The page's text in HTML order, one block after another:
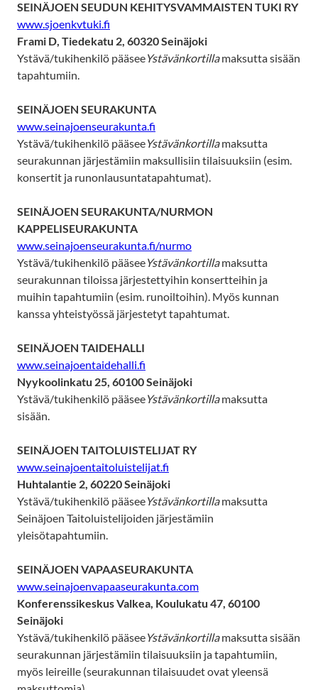
SEINÄJOEN SEUDUN KEHITYSVAMMAISTEN TUKI RY
www.sjoenkvtuki.fi
Frami D, Tiedekatu 2, 60320 Seinäjoki
Ystävä/tukihenkilö pääseeYstävänkortillamaksutta sisään
tapahtumiin.
SEINÄJOEN SEURAKUNTA
www.seinajoenseurakunta.fi
Ystävä/tukihenkilö pääseeYstävänkortillamaksutta
seurakunnan järjestämiin maksullisiin tilaisuuksiin (esim.
konsertit ja runonlausuntatapahtumat).
SEINÄJOEN SEURAKUNTA/NURMON
KAPPELISEURAKUNTA
www.seinajoenseurakunta.fi/nurmo
Ystävä/tukihenkilö pääseeYstävänkortillamaksutta
seurakunnan tiloissa järjestettyihin konsertteihin ja
muihin tapahtumiin (esim. runoiltoihin). Myös kunnan
kanssa yhteistyössä järjestetyt tapahtumat.
SEINÄJOEN TAIDEHALLI
www.seinajoentaidehalli.fi
Nyykoolinkatu 25, 60100 Seinäjoki
Ystävä/tukihenkilö pääseeYstävänkortillamaksutta
sisään.
SEINÄJOEN TAITOLUISTELIJAT RY
www.seinajoentaitoluistelijat.fi
Huhtalantie 2, 60220 Seinäjoki
Ystävä/tukihenkilö pääseeYstävänkortillamaksutta
Seinäjoen Taitoluistelijoiden järjestämiin
yleisötapahtumiin.
SEINÄJOEN VAPAASEURAKUNTA
www.seinajoenvapaaseurakunta.com
Konferenssikeskus Valkea, Koulukatu 47, 60100
Seinäjoki
Ystävä/tukihenkilö pääseeYstävänkortillamaksutta sisään
seurakunnan järjestämiin tilaisuuksiin ja tapahtumiin,
myös leireille (seurakunnan tilaisuudet ovat yleensä